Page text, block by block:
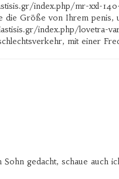
index.php/mr-xxl-
die Größe von Ihrem penis,
index.php/lovetra-
mit einer
Sohn gedacht, schaue